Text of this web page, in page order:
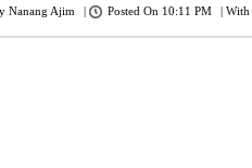
Nanang Ajim Posted On 10:11 PM With